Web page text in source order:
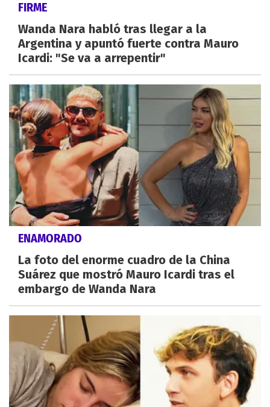
FIRME
Wanda Nara habló tras llegar a la
Argentina y apuntó fuerte contra Mauro
Icardi: "Se va a arrepentir"
ENAMORADO
La foto del enorme cuadro de la China
Suárez que mostró Mauro Icardi tras el
embargo de Wanda Nara